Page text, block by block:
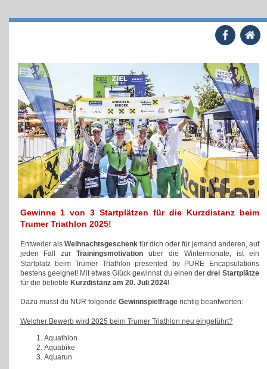
Gewinne 1 von 3 Startplätzen für die Kurzdistanz beim
Trumer Triathlon 2025!
Entweder als Weihnachtsgeschenk für dich oder für jemand anderen, auf
jeden Fall zurTrainingsmotivation über die Wintermonate, ist ein
Startplatz beimTrumer Triathlon presented by PURE Encapsulations
bestens geeignet! Mit etwas Glück gewinnst du einen derdrei Startplätze
für die beliebte Kurzdistanz am 20. Juli 2024!
Dazu musst du NUR folgende Gewinnspielfragerichtig beantworten:
Welcher Bewerb wird 2025 beim Trumer Triathlon neu eingeführt?
Aquathlon
Aquabike
Aquarun